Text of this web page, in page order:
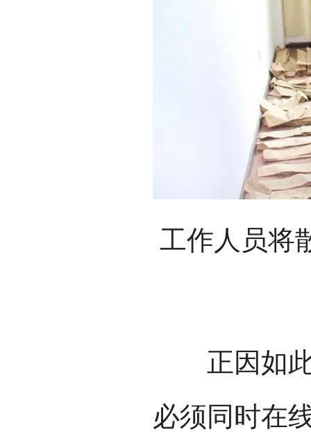
工作人员将
正因如此
必须同时在